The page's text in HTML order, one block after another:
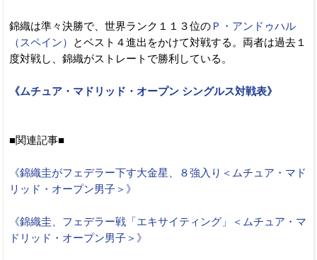
錦織は準々決勝で、世界ランク１１３位の Ｐ・アンドゥハル
（スペイン）
とベスト４進出をかけて対戦する。両者は過去１
度対戦し、錦織がストレートで勝利している。
《ムチュア・マドリッド・オープン シングルス対戦表》
■関連記事■
《錦織圭がフェデラー下す大金星、８強入り＜ムチュア・マド
リッド・オープン男子＞》
《錦織圭、フェデラー戦「エキサイティング」＜ムチュア・マ
ドリッド・オープン男子＞》